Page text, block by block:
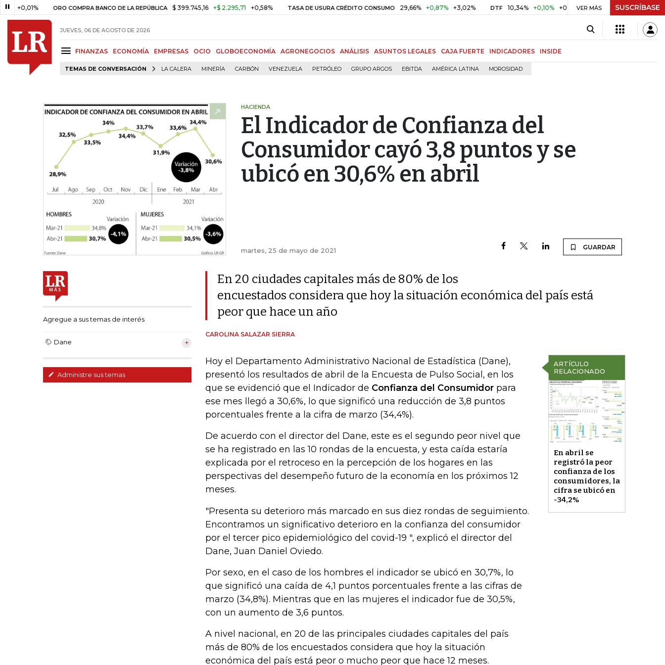
ORO COMPRA BANCO DE LA REPÚBLICA $ 399.745,16 +$ 2.295,71 +0,58% TASA DE USURA CRÉDITO CONSUMO 29,66% +0,87% +3,02% DTF 10,34% +0,10% +0,98% UVR $ 416,86 +$ 0,05 +0,01%
VER MÁS SUSCRÍBASE
JUEVES, 06 DE AGOSTO DE 2026
FINANZAS ECONOMÍA EMPRESAS OCIO GLOBOECONOMÍA AGRONEGOCIOS ANÁLISIS ASUNTOS LEGALES CAJA FUERTE INDICADORES INSIDE
TEMAS DE CONVERSACIÓN LA CALERA MINERÍA CARBÓN VENEZUELA PETRÓLEO GRUPO ARGOS EBITDA AMÉRICA LATINA MOROSIDAD
HACIENDA
El Indicador de Confianza del
Consumidor cayó 3,8 puntos y se
ubicó en 30,6% en abril
martes, 25 de mayo de 2021 GUARDAR
Agregue a sus temas de interés
Dane
Administre sus temas
En 20 ciudades capitales más de 80% de los
encuestados considera que hoy la situación económica del país está
peor que hace un año
CAROLINA SALAZAR SIERRA
ARTÍCULO
RELACIONADO
En abril se
registró la peor
confianza de los
consumidores, la
cifra se ubicó en
-34,2%
Hoy el Departamento Administrativo Nacional de Estadística (Dane),
presentó los resultados de abril de la Encuesta de Pulso Social, en los
que se evidenció que el Indicador de Confianza del Consumidor para
ese mes llegó a 30,6%, lo que significó una reducción de 3,8 puntos
porcentuales frente a la cifra de marzo (34,4%).
De acuerdo con el director del Dane, este es el segundo peor nivel que
se ha registrado en las 10 rondas de la encuesta, y esta caída estaría
explicada por el retroceso en la percepción de los hogares en las
perspectivas del desempeño futuro de la economía en los próximos 12
meses.
"Presenta su deterioro más marcado en sus diez rondas de seguimiento.
Encontramos un significativo deterioro en la confianza del consumidor
por el tercer pico epidemiológico del covid-19 ", explicó el director del
Dane, Juan Daniel Oviedo.
Por sexo, en el caso de los hombres el indicador se ubicó en 30,7%, lo
que significó una caída de 4,1 puntos porcentuales frente a las cifras de
marzo (34,8%). Mientras que en las mujeres el indicador fue de 30,5%,
con un aumento de 3,6 puntos.
A nivel nacional, en 20 de las principales ciudades capitales del país
más de 80% de los encuestados considera que hoy la situación
económica del país está peor o mucho peor que hace 12 meses.